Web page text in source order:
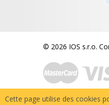
© 2026 IOS s.r.o.
Cette page utilise des cookies